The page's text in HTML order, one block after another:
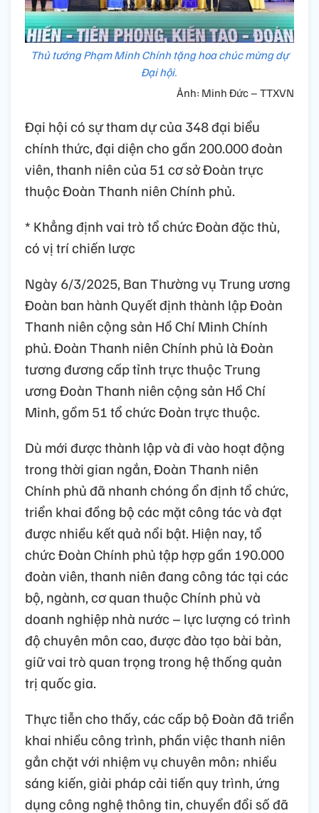
Thủ tướng Phạm Minh Chính tặng hoa chúc mừng dự
Đại hội.
Ảnh: Minh Đức – TTXVN
Đại hội có sự tham dự của 348 đại biểu
chính thức, đại diện cho gần 200.000 đoàn
viên, thanh niên của 51 cơ sở Đoàn trực
thuộc Đoàn Thanh niên Chính phủ.
* Khẳng định vai trò tổ chức Đoàn đặc thù,
có vị trí chiến lược
Ngày 6/3/2025, Ban Thường vụ Trung ương
Đoàn ban hành Quyết định thành lập Đoàn
Thanh niên cộng sản Hồ Chí Minh Chính
phủ. Đoàn Thanh niên Chính phủ là Đoàn
tương đương cấp tỉnh trực thuộc Trung
ương Đoàn Thanh niên cộng sản Hồ Chí
Minh, gồm 51 tổ chức Đoàn trực thuộc.
Dù mới được thành lập và đi vào hoạt động
trong thời gian ngắn, Đoàn Thanh niên
Chính phủ đã nhanh chóng ổn định tổ chức,
triển khai đồng bộ các mặt công tác và đạt
được nhiều kết quả nổi bật. Hiện nay, tổ
chức Đoàn Chính phủ tập hợp gần 190.000
đoàn viên, thanh niên đang công tác tại các
bộ, ngành, cơ quan thuộc Chính phủ và
doanh nghiệp nhà nước – lực lượng có trình
độ chuyên môn cao, được đào tạo bài bản,
giữ vai trò quan trọng trong hệ thống quản
trị quốc gia.
Thực tiễn cho thấy, các cấp bộ Đoàn đã triển
khai nhiều công trình, phần việc thanh niên
gắn chặt với nhiệm vụ chuyên môn; nhiều
sáng kiến, giải pháp cải tiến quy trình, ứng
dụng công nghệ thông tin, chuyển đổi số đã